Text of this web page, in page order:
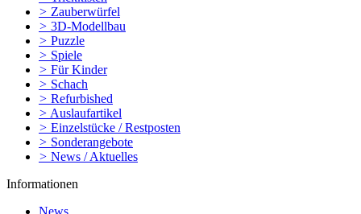
> Zauberwürfel
> 3D-Modellbau
> Puzzle
> Spiele
> Für Kinder
> Schach
> Refurbished
> Auslaufartikel
> Einzelstücke / Restposten
> Sonderangebote
> News / Aktuelles
Informationen
News